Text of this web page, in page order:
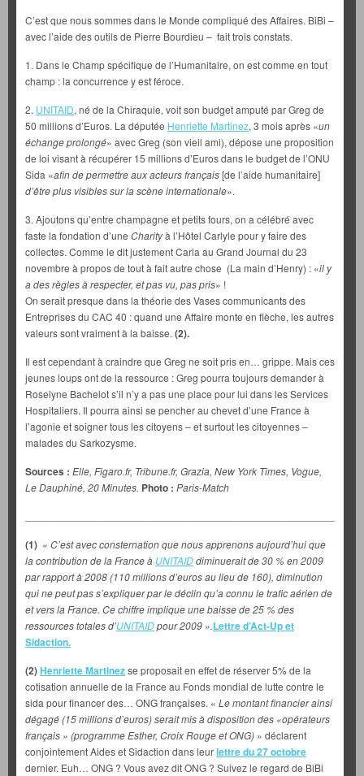
C’est que nous sommes dans le Monde compliqué des Affaires. BiBi –
avec l’aide des outils de Pierre Bourdieu – fait trois constats.
1. Dans le Champ spécifique de l’Humanitaire, on est comme en tout
champ : la concurrence y est féroce.
2. UNITAID, né de la Chiraquie, voit son budget amputé par Greg de
50 millions d’Euros. La députée Henriette Martinez, 3 mois après «un
échange prolongé» avec Greg (son vieil ami), dépose une proposition
de loi visant à récupérer 15 millions d’Euros dans le budget de l’ONU
Sida «afin de permettre aux acteurs français[de l’aide humanitaire]
d’être plus visibles sur la scène internationale».
3. Ajoutons qu’entre champagne et petits fours, on a célébré avec
faste la fondation d’une Charityà l’Hôtel Carlyle pour y faire des
collectes. Comme le dit justement Carla au Grand Journal du 23
novembre à propos de tout à fait autre chose (La main d’Henry) : «il y
a des règles à respecter, et pas vu, pas pris» !
On serait presque dans la théorie des Vases communicants des
Entreprises du CAC 40 : quand une Affaire monte en flèche, les autres
valeurs sont vraiment à la baisse. (2).
Il est cependant à craindre que Greg ne soit pris en… grippe. Mais ces
jeunes loups ont de la ressource : Greg pourra toujours demander à
Roselyne Bachelot s’il n’y a pas une place pour lui dans les Services
Hospitaliers. Il pourra ainsi se pencher au chevet d’une France à
l’agonie et soigner tous les citoyens – et surtout les citoyennes –
malades du Sarkozysme.
Sources : Elle, Figaro.fr, Tribune.fr, Grazia, New York Times, Vogue,
Le Dauphiné, 20 Minutes. Photo : Paris-Match
(1) « C’est avec consternation que nous apprenons aujourd’hui que
la contribution de la France à UNITAIDdiminuerait de 30 % en 2009
par rapport à 2008 (110 millions d’euros au lieu de 160), diminution
qui ne peut pas s’expliquer par le déclin qu’a connu le trafic aérien de
et vers la France. Ce chiffre implique une baisse de 25 % des
ressources totales d’UNITAIDpour 2009 ».Lettre d’Act-Up et
Sidaction.
(2)Henriette Martinezse proposait en effet de réserver 5% de la
cotisation annuelle de la France au Fonds mondial de lutte contre le
sida pour financer des… ONG françaises. « Le montant financier ainsi
dégagé (15 millions d’euros) serait mis à disposition des «opérateurs
français » (programme Esther, Croix Rouge et ONG) » déclarent
conjointement Aides et Sidaction dans leurlettre du 27 octobre
dernier. Euh… ONG ? Vous avez dit ONG ? Suivez le regard de BiBi